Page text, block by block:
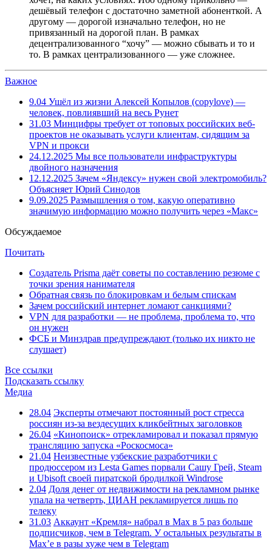
дешёвый телефон с достаточно заметной абоненткой. А
другому — дорогой изначально телефон, но не
привязанный на дорогой план. В рамках
децентрализованного “хочу” — можно сбывать и то и
то. В рамках централизованного — уже сложнее.
Важное
9.04 Ушёл из жизни Алексей Копылов (copylove) —
человек, повлиявший на весь Рунет
31.03 Минцифры требует от топовых российских веб-
проектов не оказывать услуги клиентам, сидящим за
VPN и прокси
24.12.2025 Мы все пользователи инфраструктуры
двойного назначения
12.12.2025 Зачем «Яндексу» нужен свой электромобиль?
Объясняет Юрий Синодов
9.09.2025 Размышления о том, какую оперативно
значимую информацию можно получить через «Макс»
Обсуждаемое
Почитать
Создатель Prisma даёт советы по составлению резюме с
точки зрения нанимателя
Обратная связь по блокировкам и белым спискам
Зачем российский интернет ломают санкциями?
VPN для разработки — не проблема, проблема то, что
он нужен
ФСБ и Минздрав предупреждают (только их никто не
слушает)
Все ссылки
Подсказать ссылку
Медиа
28.04 Эксперты отмечают постоянный рост стресса
россиян из-за вездесущих кликбейтных заголовков
26.04 «Кинопоиск» отрекламировал и показал прямую
трансляцию запуска «Роскосмоса»
21.04 Неизвестные узбекские разработчики с
продюссером из Lesta Games порвали Сашу Грей, Steam
и Ubisoft своей пиратской бродилкой Windrose
2.04 Доля денег от недвижимости на рекламном рынке
упала на четверть, ЦИАН рекламируется лишь по
телеку
31.03 Аккаунт «Кремля» набрал в Max в 5 раз больше
подписчиков, чем в Telegram. У остальных результаты в
Max’е в разы хуже чем в Telegram